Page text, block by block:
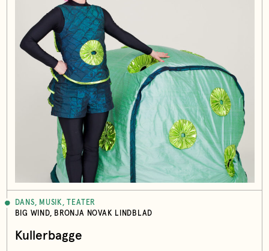
DANS, MUSIK, TEATER
BIG WIND, BRONJA NOVAK LINDBLAD
Kullerbagge